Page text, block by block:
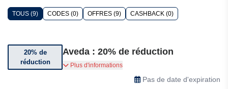
TOUS (9) CODES (0) OFFRES (9) CASHBACK (0)
20% de
réduction
Aveda : 20% de réduction
Bénéficiez jusqu’à 20% de réduction sur une
Plus d'informations
Pas de date d'expiration